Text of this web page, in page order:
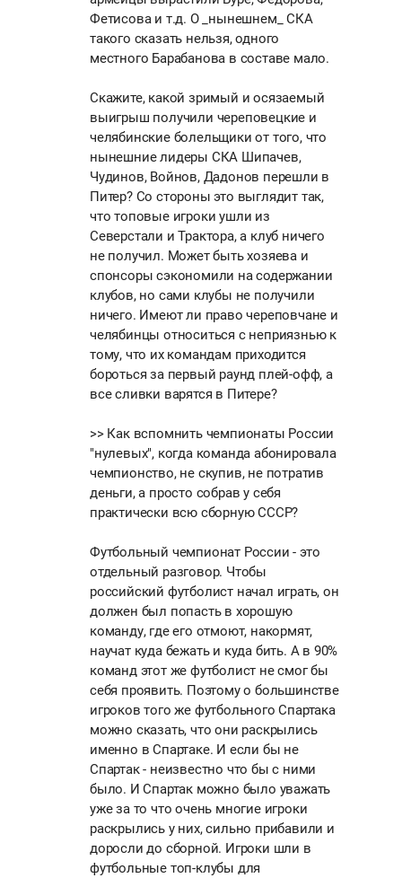
Фетисова и т.д. О _нынешнем_ СКА
такого сказать нельзя, одного
местного Барабанова в составе мало.
Скажите, какой зримый и осязаемый
выигрыш получили череповецкие и
челябинские болельщики от того, что
нынешние лидеры СКА Шипачев,
Чудинов, Войнов, Дадонов перешли в
Питер? Со стороны это выглядит так,
что топовые игроки ушли из
Северстали и Трактора, а клуб ничего
не получил. Может быть хозяева и
спонсоры сэкономили на содержании
клубов, но сами клубы не получили
ничего. Имеют ли право череповчане и
челябинцы относиться с неприязнью к
тому, что их командам приходится
бороться за первый раунд плей-офф, а
все сливки варятся в Питере?
>> Как вспомнить чемпионаты России
"нулевых", когда команда абонировала
чемпионство, не скупив, не потратив
деньги, а просто собрав у себя
практически всю сборную СССР?
Футбольный чемпионат России - это
отдельный разговор. Чтобы
российский футболист начал играть, он
должен был попасть в хорошую
команду, где его отмоют, накормят,
научат куда бежать и куда бить. А в 90%
команд этот же футболист не смог бы
себя проявить. Поэтому о большинстве
игроков того же футбольного Спартака
можно сказать, что они раскрылись
именно в Спартаке. И если бы не
Спартак - неизвестно что бы с ними
было. И Спартак можно было уважать
уже за то что очень многие игроки
раскрылись у них, сильно прибавили и
доросли до сборной. Игроки шли в
футбольные топ-клубы для